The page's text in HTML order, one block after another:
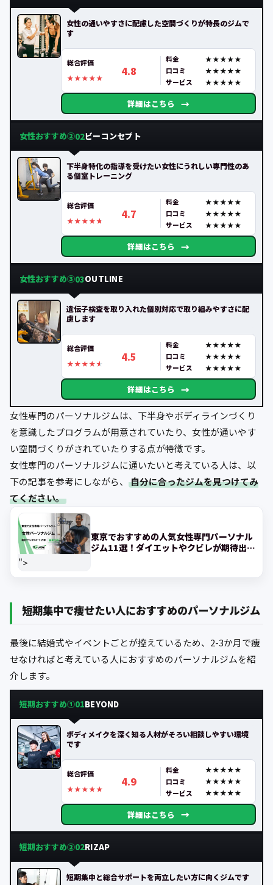
女性の通いやすさに配慮した空間づくりが特長のジムで
す
総合評価
4.8
料金
口コミ
サービス
詳細はこちら →
女性おすすめ②02ビーコンセプト
下半身特化の指導を受けたい女性にうれしい専門性のあ
る個室トレーニング
総合評価
4.7
料金
口コミ
サービス
詳細はこちら →
女性おすすめ③03OUTLINE
遺伝子検査を取り入れた個別対応で取り組みやすさに配
慮します
総合評価
4.5
料金
口コミ
サービス
詳細はこちら →
女性専門のパーソナルジムは、下半身やボディラインづくり
を意識したプログラムが用意されていたり、女性が通いやす
い空間づくりがされていたりする点が特徴です。
女性専門のパーソナルジムに通いたいと考えている人は、以
下の記事を参考にしながら、
自分に合ったジムを見つけてみ
てください。
">
東京でおすすめの人気女性専門パーソナル
ジム11選！ダイエットやクビレが期待出来
短期集中で痩せたい人におすすめのパーソナルジム
最後に結婚式やイベントごとが控えているため、2-3か月で痩
せなければと考えている人におすすめのパーソナルジムを紹
介します。
短期おすすめ①01BEYOND
ボディメイクを深く知る人材がそろい相談しやすい環境
です
総合評価
4.9
料金
口コミ
サービス
詳細はこちら →
短期おすすめ②02RIZAP
短期集中と総合サポートを両立したい方に向くジムです